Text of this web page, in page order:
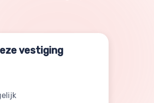
vestiging